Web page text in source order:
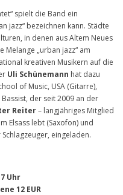
spielt die Band ein
jazz“ bezeichnen kann. Städte
in denen aus Altem Neues
Melange „urban jazz“ am
kreativen Musikern auf die
Uli Schünemann hat dazu
of Music, USA (Gitarre),
der seit 2009 an der
Reiter– langjähriges Mitglied
Elsass lebt (Saxofon) und
eingeladen.
Uhr
12 EUR